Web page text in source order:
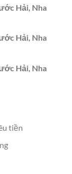
Hải, Nha
Hải, Nha
Hải, Nha
tiền